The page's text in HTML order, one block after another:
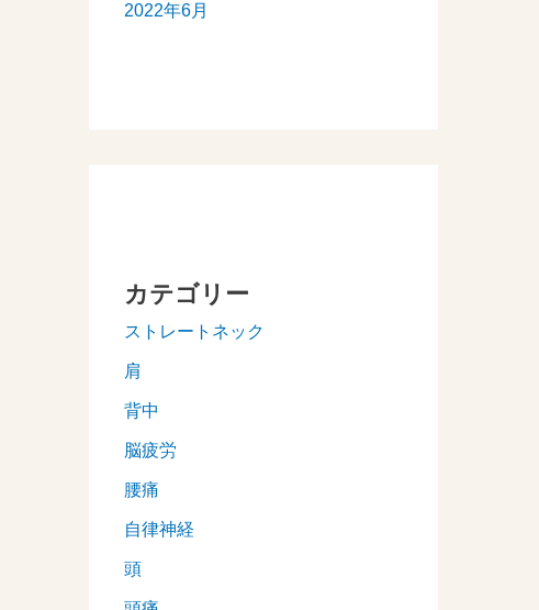
2022年6月
カテゴリー
ストレートネック
肩
背中
脳疲労
腰痛
自律神経
頭